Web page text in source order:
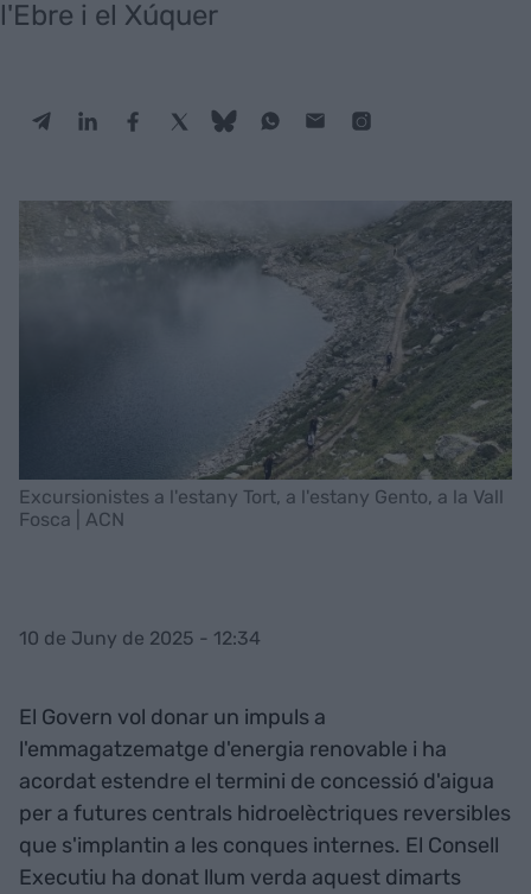
l'Ebre i el Xúquer
Excursionistes a l'estany Tort, a l'estany Gento, a la Vall
Fosca | ACN
10 de Juny de 2025 - 12:34
El Govern vol donar un impuls a
l'emmagatzematge d'energia renovable i ha
acordat estendre el termini de concessió d'aigua
per a futures centrals hidroelèctriques reversibles
que s'implantin a les conques internes. El Consell
Executiu ha donat llum verda aquest dimarts